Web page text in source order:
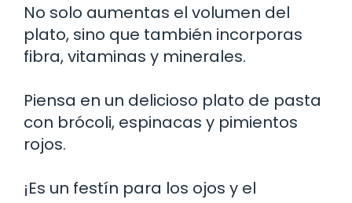
No solo aumentas el volumen del
plato, sino que también incorporas
fibra, vitaminas y minerales.
Piensa en un delicioso plato de pasta
con brócoli, espinacas y pimientos
rojos.
¡Es un festín para los ojos y el